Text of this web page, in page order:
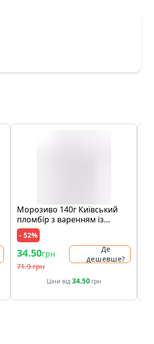
Морозиво 140г Київський
пломбір з варенням із
лохини карт/ст
- 52%
34.50грн
71.9 грн
Де
дешевше?
Ціни від34.50грн